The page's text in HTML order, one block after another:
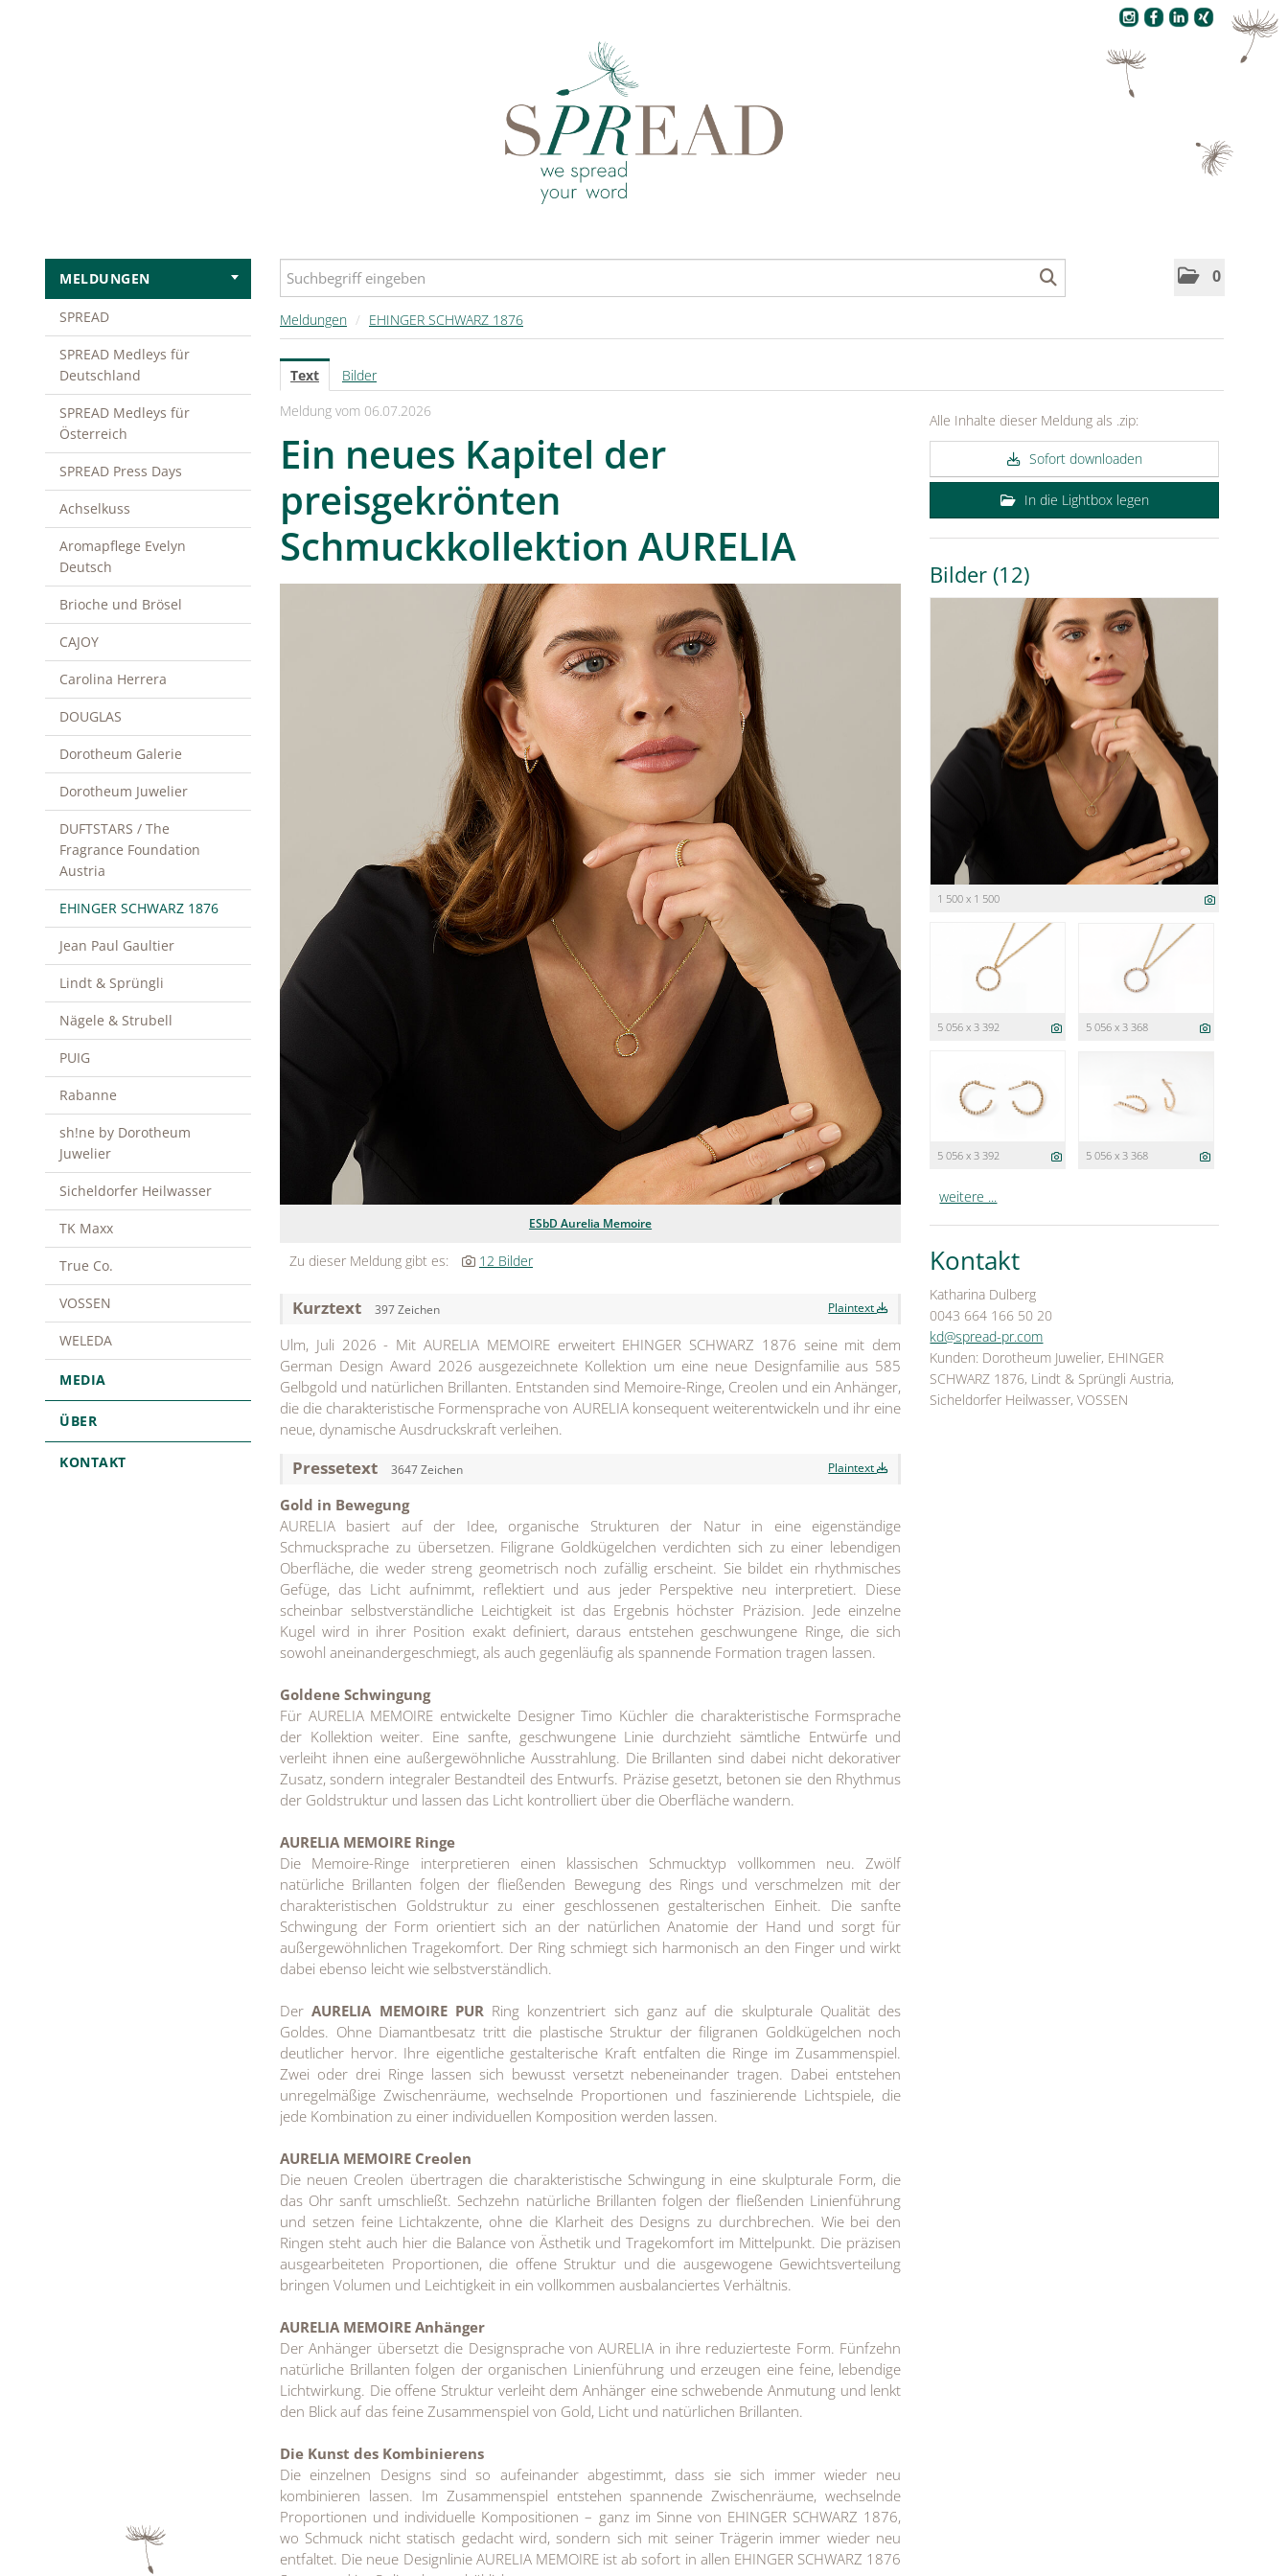
0
MELDUNGEN
SPREAD
SPREAD Medleys für
Deutschland
SPREAD Medleys für
Österreich
SPREAD Press Days
Achselkuss
Aromapflege Evelyn
Deutsch
Brioche und Brösel
CAJOY
Carolina Herrera
DOUGLAS
Dorotheum Galerie
Dorotheum Juwelier
DUFTSTARS / The
Fragrance Foundation
Austria
EHINGER SCHWARZ 1876
Jean Paul Gaultier
Lindt & Sprüngli
Nägele & Strubell
PUIG
Rabanne
sh!ne by Dorotheum
Juwelier
Sicheldorfer Heilwasser
TK Maxx
True Co.
VOSSEN
WELEDA
MEDIA
ÜBER
KONTAKT
Meldungen / EHINGER SCHWARZ 1876
Text
Bilder
Meldung vom 06.07.2026
Ein neues Kapitel der
preisgekrönten
Schmuckkollektion AURELIA
ESbD Aurelia Memoire
Zu dieser Meldung gibt es: 12 Bilder
Kurztext 397 Zeichen Plaintext
Ulm, Juli 2026 - Mit AURELIA MEMOIRE erweitert EHINGER SCHWARZ 1876 seine mit dem
German Design Award 2026 ausgezeichnete Kollektion um eine neue Designfamilie aus 585
Gelbgold und natürlichen Brillanten. Entstanden sind Memoire-Ringe, Creolen und ein Anhänger,
die die charakteristische Formensprache von AURELIA konsequent weiterentwickeln und ihr eine
neue, dynamische Ausdruckskraft verleihen.
Pressetext 3647 Zeichen Plaintext
Gold in Bewegung
AURELIA basiert auf der Idee, organische Strukturen der Natur in eine eigenständige
Schmucksprache zu übersetzen. Filigrane Goldkügelchen verdichten sich zu einer lebendigen
Oberfläche, die weder streng geometrisch noch zufällig erscheint. Sie bildet ein rhythmisches
Gefüge, das Licht aufnimmt, reflektiert und aus jeder Perspektive neu interpretiert. Diese
scheinbar selbstverständliche Leichtigkeit ist das Ergebnis höchster Präzision. Jede einzelne
Kugel wird in ihrer Position exakt definiert, daraus entstehen geschwungene Ringe, die sich
sowohl aneinandergeschmiegt, als auch gegenläufig als spannende Formation tragen lassen.
Goldene Schwingung
Für AURELIA MEMOIRE entwickelte Designer Timo Küchler die charakteristische Formsprache
der Kollektion weiter. Eine sanfte, geschwungene Linie durchzieht sämtliche Entwürfe und
verleiht ihnen eine außergewöhnliche Ausstrahlung. Die Brillanten sind dabei nicht dekorativer
Zusatz, sondern integraler Bestandteil des Entwurfs. Präzise gesetzt, betonen sie den Rhythmus
der Goldstruktur und lassen das Licht kontrolliert über die Oberfläche wandern.
AURELIA MEMOIRE Ringe
Die Memoire-Ringe interpretieren einen klassischen Schmucktyp vollkommen neu. Zwölf
natürliche Brillanten folgen der fließenden Bewegung des Rings und verschmelzen mit der
charakteristischen Goldstruktur zu einer geschlossenen gestalterischen Einheit. Die sanfte
Schwingung der Form orientiert sich an der natürlichen Anatomie der Hand und sorgt für
außergewöhnlichen Tragekomfort. Der Ring schmiegt sich harmonisch an den Finger und wirkt
dabei ebenso leicht wie selbstverständlich.
DerAURELIA MEMOIRE PURRing konzentriert sich ganz auf die skulpturale Qualität des
Goldes. Ohne Diamantbesatz tritt die plastische Struktur der filigranen Goldkügelchen noch
deutlicher hervor. Ihre eigentliche gestalterische Kraft entfalten die Ringe im Zusammenspiel.
Zwei oder drei Ringe lassen sich bewusst versetzt nebeneinander tragen. Dabei entstehen
unregelmäßige Zwischenräume, wechselnde Proportionen und faszinierende Lichtspiele, die
jede Kombination zu einer individuellen Komposition werden lassen.
AURELIA MEMOIRE Creolen
Die neuen Creolen übertragen die charakteristische Schwingung in eine skulpturale Form, die
das Ohr sanft umschließt. Sechzehn natürliche Brillanten folgen der fließenden Linienführung
und setzen feine Lichtakzente, ohne die Klarheit des Designs zu durchbrechen. Wie bei den
Ringen steht auch hier die Balance von Ästhetik und Tragekomfort im Mittelpunkt. Die präzisen
ausgearbeiteten Proportionen, die offene Struktur und die ausgewogene Gewichtsverteilung
bringen Volumen und Leichtigkeit in ein vollkommen ausbalanciertes Verhältnis.
AURELIA MEMOIRE Anhänger
Der Anhänger übersetzt die Designsprache von AURELIA in ihre reduzierteste Form. Fünfzehn
natürliche Brillanten folgen der organischen Linienführung und erzeugen eine feine, lebendige
Lichtwirkung. Die offene Struktur verleiht dem Anhänger eine schwebende Anmutung und lenkt
den Blick auf das feine Zusammenspiel von Gold, Licht und natürlichen Brillanten.
Die Kunst des Kombinierens
Die einzelnen Designs sind so aufeinander abgestimmt, dass sie sich immer wieder neu
kombinieren lassen. Im Zusammenspiel entstehen spannende Zwischenräume, wechselnde
Proportionen und individuelle Kompositionen – ganz im Sinne von EHINGER SCHWARZ 1876,
wo Schmuck nicht statisch gedacht wird, sondern sich mit seiner Trägerin immer wieder neu
entfaltet. Die neue Designlinie AURELIA MEMOIRE ist ab sofort in allen EHINGER SCHWARZ 1876
Alle Inhalte dieser Meldung als .zip:
Sofort downloaden
In die Lightbox legen
Bilder (12)
1 500 x 1 500
5 056 x 3 392 5 056 x 3 368
5 056 x 3 392 5 056 x 3 368
weitere ...
Kontakt
Katharina Dulberg
0043 664 166 50 20
kd@spread-pr.com
Kunden: Dorotheum Juwelier, EHINGER
SCHWARZ 1876, Lindt & Sprüngli Austria,
Sicheldorfer Heilwasser, VOSSEN